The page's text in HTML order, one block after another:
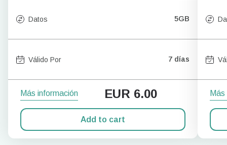
Datos 5GB
Válido Por 7 días
Más información EUR 6.00
Add to cart